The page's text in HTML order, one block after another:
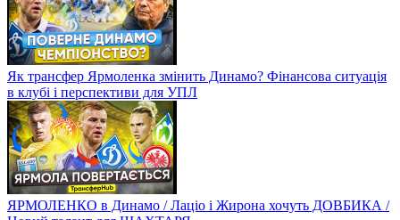
Як трансфер Ярмоленка змінить Динамо? Фінансова ситуація
в клубі і перспективи для УПЛ
ЯРМОЛЕНКО в Динамо / Лаціо і Жирона хочуть ДОВБИКА /